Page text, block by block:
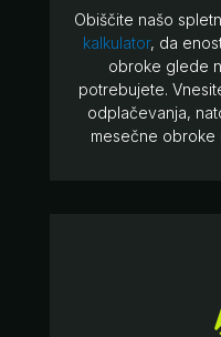
Obiščite našo
kalkulator, da
obroke glede
potrebujete.
odplačevanja,
mesečne obroke